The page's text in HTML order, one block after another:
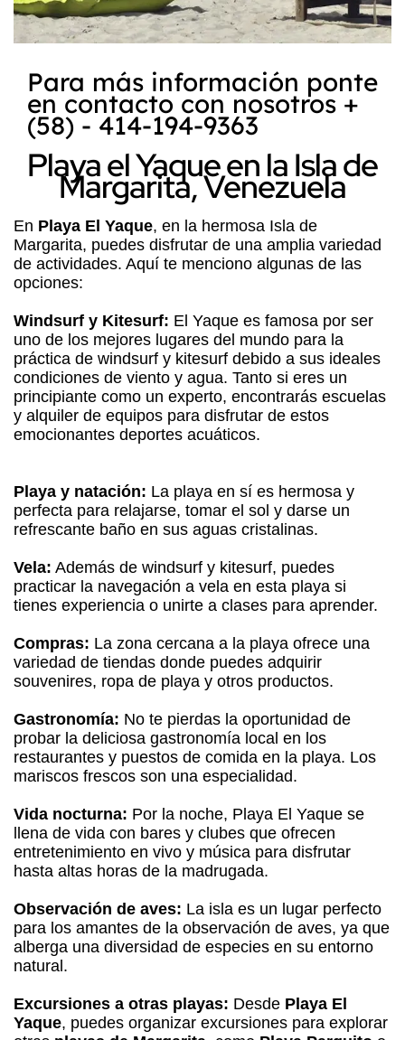
Para más información ponte
en contacto con nosotros +
(58) - 414-194-9363
Playa el Yaque en la Isla de
Margarita, Venezuela
En Playa El Yaque, en la hermosa Isla de
Margarita, puedes disfrutar de una amplia variedad
de actividades. Aquí te menciono algunas de las
opciones:
Windsurf y Kitesurf: El Yaque es famosa por ser
uno de los mejores lugares del mundo para la
práctica de windsurf y kitesurf debido a sus ideales
condiciones de viento y agua. Tanto si eres un
principiante como un experto, encontrarás escuelas
y alquiler de equipos para disfrutar de estos
emocionantes deportes acuáticos.
Playa y natación: La playa en sí es hermosa y
perfecta para relajarse, tomar el sol y darse un
refrescante baño en sus aguas cristalinas.
Vela: Además de windsurf y kitesurf, puedes
practicar la navegación a vela en esta playa si
tienes experiencia o unirte a clases para aprender.
Compras: La zona cercana a la playa ofrece una
variedad de tiendas donde puedes adquirir
souvenires, ropa de playa y otros productos.
Gastronomía: No te pierdas la oportunidad de
probar la deliciosa gastronomía local en los
restaurantes y puestos de comida en la playa. Los
mariscos frescos son una especialidad.
Vida nocturna: Por la noche, Playa El Yaque se
llena de vida con bares y clubes que ofrecen
entretenimiento en vivo y música para disfrutar
hasta altas horas de la madrugada.
Observación de aves: La isla es un lugar perfecto
para los amantes de la observación de aves, ya que
alberga una diversidad de especies en su entorno
natural.
Excursiones a otras playas: Desde Playa El
Yaque, puedes organizar excursiones para explorar